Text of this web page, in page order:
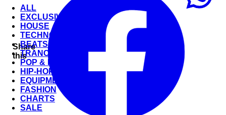
ALL
EXCLUSIVE
HOUSE
TECHNO
BEATS
TRANCE
POP & ROCK
HIP-HOP
EQUIPMENT
FASHION
CHARTS
SALE
Share
this